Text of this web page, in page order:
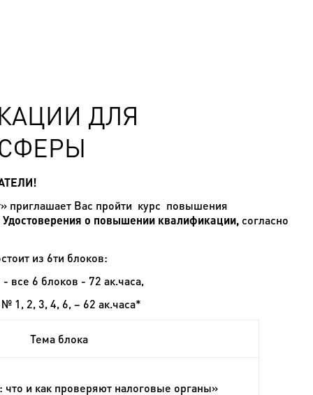
ДЛЯ
приглашает Вас пройти курс повышения
Удостоверения о повышении квалификации, согласно
из 6ти блоков:
- все 6 блоков - 72 ак.часа,
1, 2, 3, 4, 6, – 62 ак.часа*
Тема блока
и как проверяют налоговые органы»